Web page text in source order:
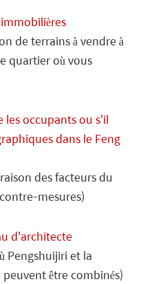
de terrains à vendre à
quartier où vous
les occupants ou s'il
dans le Feng
des facteurs du
mesures)
d'architecte
Pengshuijiri et la
être combinés)